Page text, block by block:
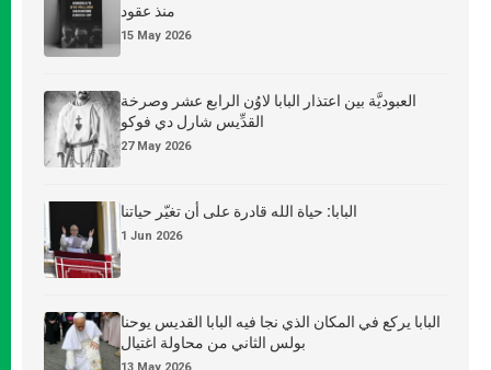
منذ عقود
15 May 2026
العبوديَّة بين اعتذار البابا لاوُن الرابع عشر وصرخة
القدِّيس شارل دي فوكو
27 May 2026
البابا: حياة الله قادرة على أن تغيّر حياتنا
1 Jun 2026
البابا يركع في المكان الذي نجا فيه البابا القديس يوحنا
بولس الثاني من محاولة اغتيال